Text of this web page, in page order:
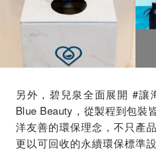
另外，碧兒泉全面展開 #讓
Blue Beauty，從製程到包裝
洋友善的環保理念，不只產
更以可回收的永續環保標準